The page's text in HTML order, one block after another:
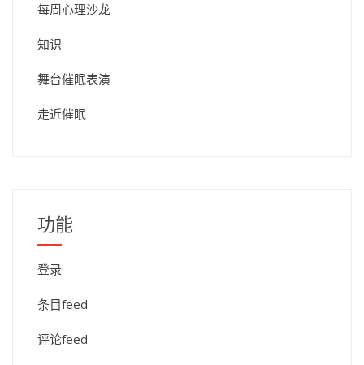
每周心理沙龙
知识
舞台催眠表演
走近催眠
功能
登录
条目feed
评论feed